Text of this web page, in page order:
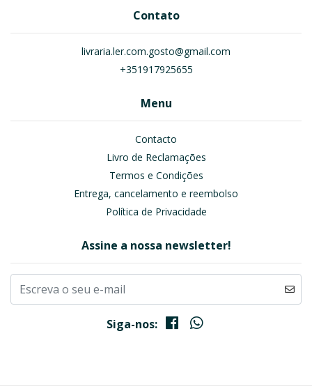
Contato
livraria.ler.com.gosto@gmail.com
+351917925655
Menu
Contacto
Livro de Reclamações
Termos e Condições
Entrega, cancelamento e reembolso
Política de Privacidade
Assine a nossa newsletter!
Siga-nos: